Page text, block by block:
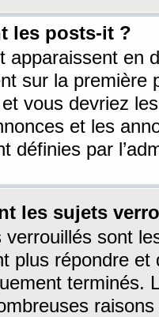
les posts-it ?
apparaissent en
sur la première
vous devriez
et les
définies par
les sujets
verrouillés sont
plus répondre
terminés.